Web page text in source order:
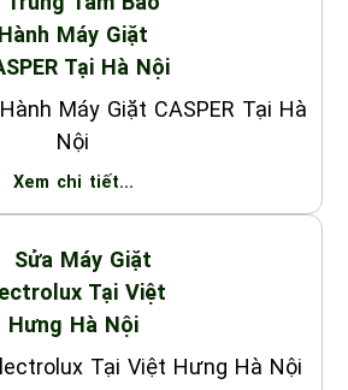
Máy Giặt CASPER Tại Hà
Nội
Xem chi tiết...
Tại Việt Hưng Hà Nội